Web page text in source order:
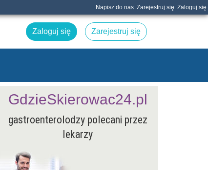
Napisz do nas Zarejestruj się Zaloguj się
Zaloguj się Zarejestruj się
gastroenterolodzy polecani przez
lekarzy
GdzieSkierowac24.pl